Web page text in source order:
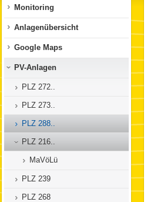
Monitoring
Anlagenübersicht
Google Maps
PV-Anlagen
PLZ 272..
PLZ 273..
PLZ 288..
PLZ 216..
MaVöLü
PLZ 239
PLZ 268